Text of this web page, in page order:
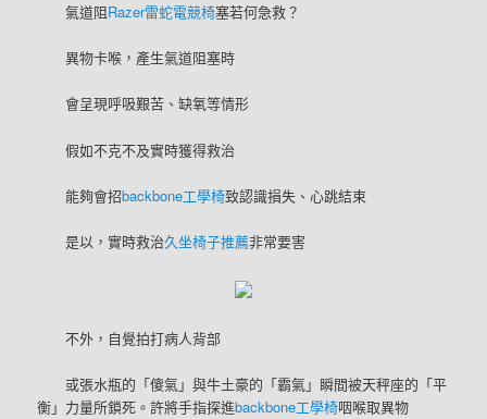
氣道阻Razer雷蛇電競椅塞若何急救？
異物卡喉，產生氣道阻塞時
會呈現呼吸艱苦、缺氧等情形
假如不克不及實時獲得救治
能夠會招backbone工學椅致認識損失、心跳結束
是以，實時救治久坐椅子推薦非常要害
不外，自覺拍打病人背部
或張水瓶的「傻氣」與牛土豪的「霸氣」瞬間被天秤座的「平
衡」力量所鎖死。許將手指探進backbone工學椅咽喉取異物